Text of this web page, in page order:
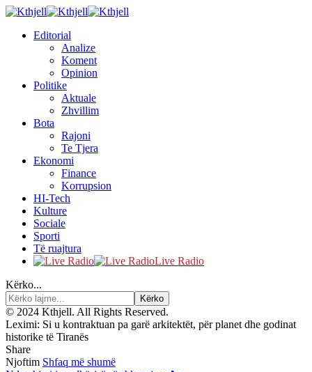
Editorial
Analize
Koment
Opinion
Politike
Aktuale
Zhvillim
Bota
Rajoni
Te Tjera
Ekonomi
Finance
Korrupsion
HI-Tech
Kulture
Sociale
Sporti
Të ruajtura
Live Radio
Kërko...
© 2024 Kthjell. All Rights Reserved.
Leximi: Si u kontraktuan pa garë arkitektët, për planet dhe godinat
historike të Tiranës
Share
Njoftim Shfaq më shumë